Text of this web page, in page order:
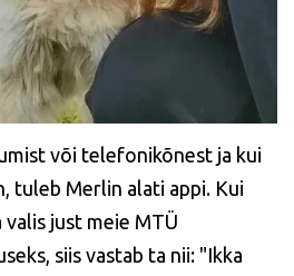
või telefonikõnest ja kui
tuleb Merlin alati appi. Kui
just meie MTÜ
siis vastab ta nii: "Ikka